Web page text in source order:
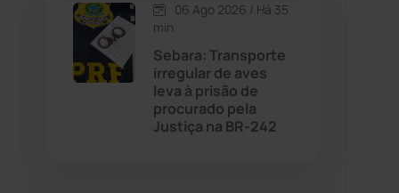
Caturama
Chapada Diamantina
06 Ago 2026 / Há 35
min
Sebara: Transporte
irregular de aves
leva à prisão de
procurado pela
Justiça na BR-242